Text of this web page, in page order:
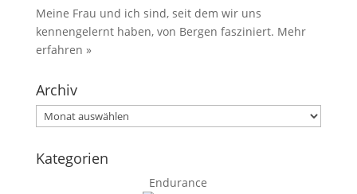
Meine Frau und ich sind, seit dem wir uns
kennengelernt haben, von Bergen fasziniert. Mehr
erfahren »
Archiv
Archiv
Kategorien
Endurance